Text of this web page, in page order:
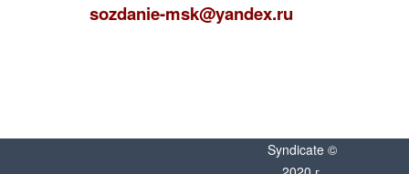
sozdanie-msk@yandex.ru
Syndicate ©